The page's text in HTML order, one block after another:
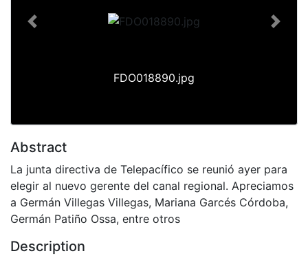
FDO018890.jpg
Previous Next
Abstract
La junta directiva de Telepacífico se reunió ayer para
elegir al nuevo gerente del canal regional. Apreciamos
a Germán Villegas Villegas, Mariana Garcés Córdoba,
Germán Patiño Ossa, entre otros
Description